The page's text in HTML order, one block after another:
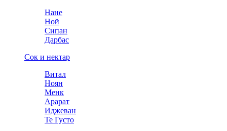
Нане
Ной
Сипан
Дарбас
Сок и нектар
Витал
Ноян
Менк
Арарат
Иджеван
Те Густо